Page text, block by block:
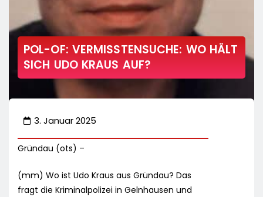
POL-OF: VERMISSTENSUCHE: WO HÄLT
SICH UDO KRAUS AUF?
3. Januar 2025
Gründau (ots) –
(mm) Wo ist Udo Kraus aus Gründau? Das
fragt die Kriminalpolizei in Gelnhausen und